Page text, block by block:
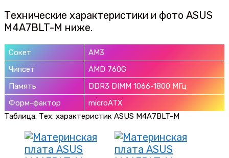
Технические характеристики и фото ASUS
M4A7BLT-M ниже.
Сокет
AM3
Чипсет
AMD 760G
Память
DDR3 DIMM 1066-1800 МГц
Форм-фактор
microATX
Таблица. Тех. характеристик ASUS M4A7BLT-M